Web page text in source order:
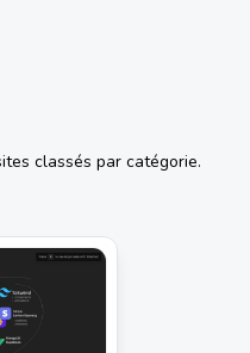
classés par catégorie.